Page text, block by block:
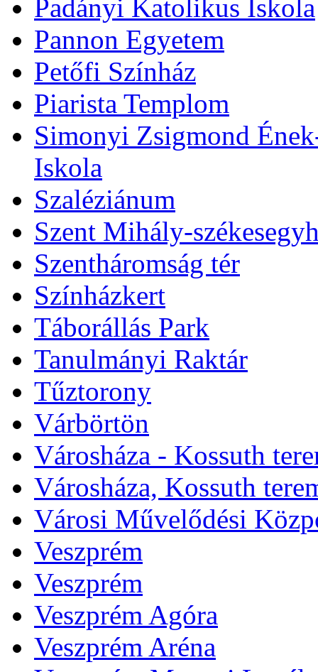
Padányi Katolikus Iskola
Pannon Egyetem
Petőfi Színház
Piarista Templom
Simonyi Zsigmond
Iskola
Szaléziánum
Szent Mihály-
Szentháromság tér
Színházkert
Táborállás Park
Tanulmányi Raktár
Tűztorony
Várbörtön
Városháza - Kossuth
Városháza, Kossuth
Városi Művelődési
Veszprém
Veszprém
Veszprém Agóra
Veszprém Aréna